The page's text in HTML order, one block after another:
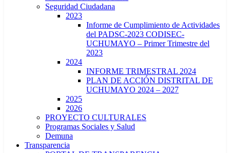
Seguridad Ciudadana
2023
Informe de Cumplimiento de Actividades
del PADSC-2023 CODISEC-
UCHUMAYO – Primer Trimestre del
2023
2024
INFORME TRIMESTRAL 2024
PLAN DE ACCIÓN DISTRITAL DE
UCHUMAYO 2024 – 2027
2025
2026
PROYECTO CULTURALES
Programas Sociales y Salud
Demuna
Transparencia